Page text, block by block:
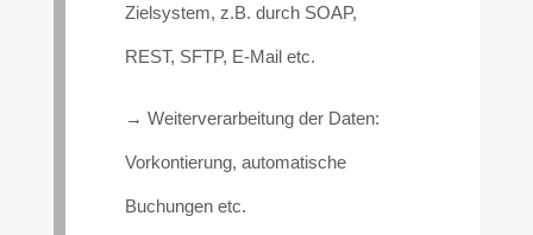
Zielsystem, z.B. durch SOAP,
REST, SFTP, E-Mail etc.
→ Weiterverarbeitung der Daten:
Vorkontierung, automatische
Buchungen etc.